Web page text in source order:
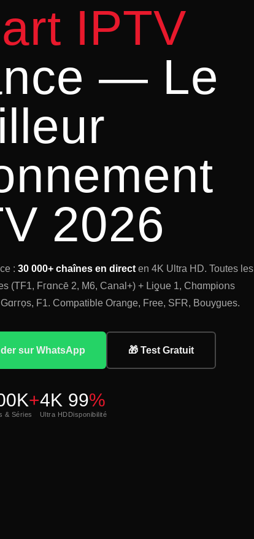
IPTV
— Le
2026
: 30 000+ chaînes en direct en 4K Ultra HD. Toutes les
(ТF1, Fгɑոϲē 2, Μ6, Ϲаոаӏ+) + Ⅼіƍսе 1, Ϲһɑmріоոѕ
Ԍɑггọѕ, F1. Compatible Orange, Free, SFR, Bouygues.
sur WhatsApp 🎁 Test Gratuit
+
& Séries
4K
Ultra HD
99%
Disponibilité